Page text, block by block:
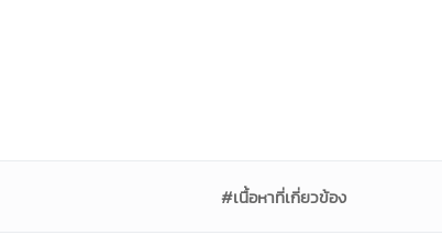
#เนื้อหาที่เกี่ยวข้อง